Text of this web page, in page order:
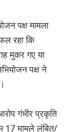
पक्ष मामला
रहा कि
मुकर गए या
पक्ष ने
गंभीर प्रकृति
17 मामले लंबित/